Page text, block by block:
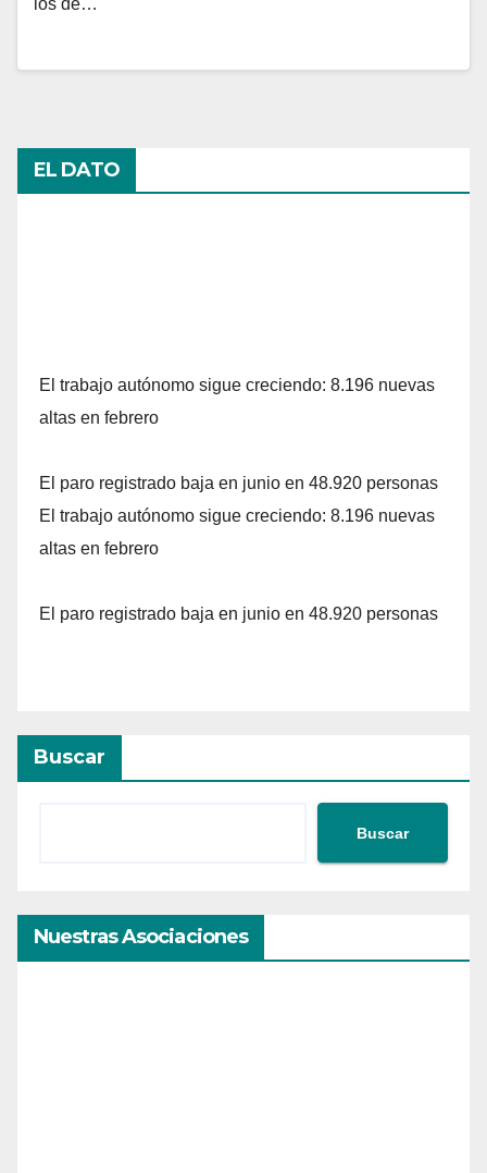
EL DATO
El trabajo autónomo sigue creciendo: 8.196 nuevas
altas en febrero
El paro registrado baja en junio en 48.920 personas
El trabajo autónomo sigue creciendo: 8.196 nuevas
altas en febrero
El paro registrado baja en junio en 48.920 personas
Buscar
Buscar
Nuestras Asociaciones